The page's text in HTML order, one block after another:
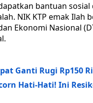
bantuan
NIK KTP emak Ilah
Ekonomi Nasional
Ganti Rugi Rp150
Hati-Hati! Ini